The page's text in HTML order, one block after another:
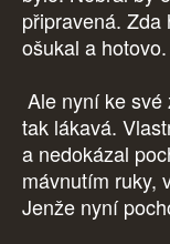
připravená. Zda
ošukal a hotovo.
Ale nyní ke své
tak lákavá.
a nedokázal
mávnutím ruky,
Jenže nyní